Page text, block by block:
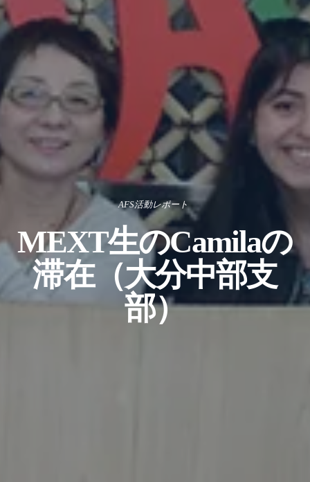
AFS活動レポート
MEXT生のCamilaの
滞在（大分中部支
部）